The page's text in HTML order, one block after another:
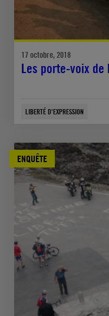
17 octobre, 2018
Les porte-voix
LIBERTÉ D'EXPRESSION
ENQUÊTE